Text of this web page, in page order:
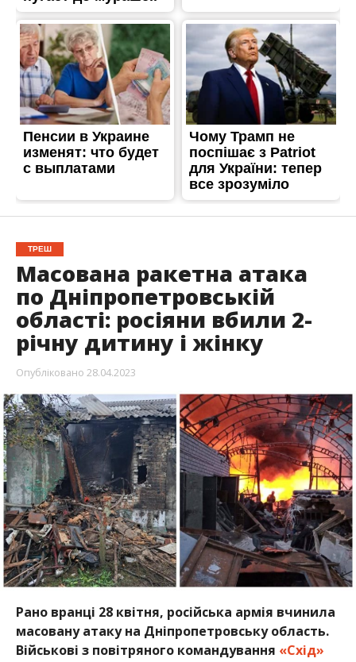
ТРЕШ
Масована ракетна атака
по Дніпропетровській
області: росіяни вбили 2-
річну дитину і жінку
Опубліковано 28.04.2023
Рано вранці 28 квітня, російська армія вчинила
масовану атаку на Дніпропетровську область.
Військові з повітряного командування «Схід»